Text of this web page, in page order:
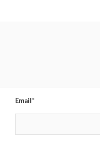
Email*